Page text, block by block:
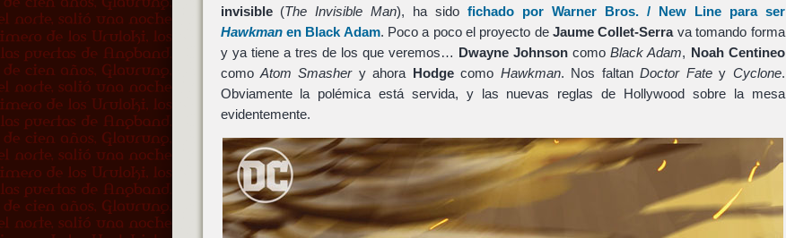
invisible(The Invisible Man), ha sidofichado por Warner Bros./ New Linepara ser
Hawkmanen Black Adam. Poco a poco el proyecto deJaume Collet-Serrava tomando forma
y ya tiene a tres de los que veremos… Dwayne Johnson comoBlack Adam, Noah Centineo
como Atom Smashery ahora Hodgecomo Hawkman. Nos faltanDoctor Fatey Cyclone.
Obviamente la polémica está servida, y las nuevas reglas de Hollywood sobre la mesa
evidentemente.